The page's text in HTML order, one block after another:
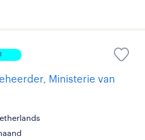
Ministerie van